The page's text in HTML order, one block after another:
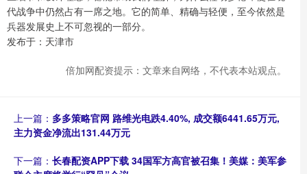
代战争中仍然占有一席之地。它的简单、精确与轻便，至今依然是
兵器发展史上不可忽视的一部分。
发布于：天津市
倍加网配资提示：文章来自网络，不代表本站观点。
上一篇： 多多策略官网 路维光电跌4.40%, 成交额6441.65万元,
主力资金净流出131.44万元
下一篇： 长春配资APP下载 34国军方高官被召集！美媒：美军参